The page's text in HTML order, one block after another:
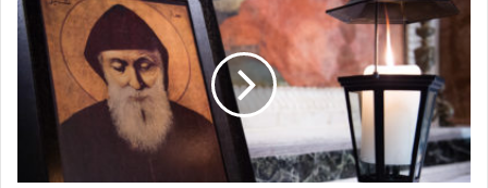
الصليب
٢- فعل
الندامة، وطلب السماح من اجل الخطايا، وبخاصة أخذ القصد الثابت
بعدم الرجوع اليها.